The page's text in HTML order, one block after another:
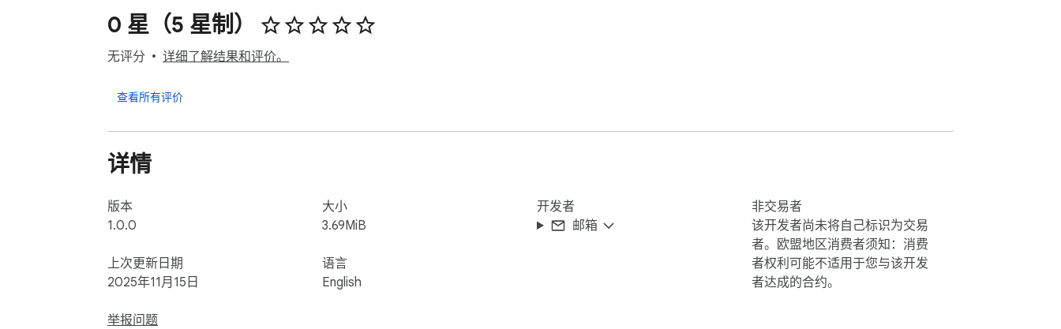
0 星（5 星制）
无评分 详细了解结果和评价。
查看所有评价
详情
版本
1.0.0
上次更新日期
2025年11月15日
举报问题
大小
3.69MiB
语言
English
开发者
邮箱
非交易者
该开发者尚未将自己标识为交易
者。欧盟地区消费者须知：消费
者权利可能不适用于您与该开发
者达成的合约。